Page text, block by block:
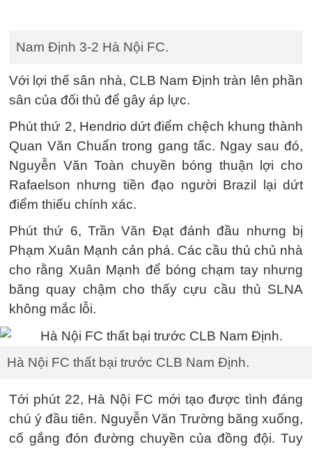
Nam Định 3-2 Hà Nội FC.
Với lợi thế sân nhà, CLB Nam Định tràn lên phần
sân của đối thủ để gây áp lực.
Phút thứ 2, Hendrio dứt điểm chệch khung thành
Quan Văn Chuẩn trong gang tấc. Ngay sau đó,
Nguyễn Văn Toàn chuyền bóng thuận lợi cho
Rafaelson nhưng tiền đạo người Brazil lại dứt
điểm thiếu chính xác.
Phút thứ 6, Trần Văn Đạt đánh đầu nhưng bị
Phạm Xuân Mạnh cản phá. Các cầu thủ chủ nhà
cho rằng Xuân Mạnh để bóng chạm tay nhưng
băng quay chậm cho thấy cựu cầu thủ SLNA
không mắc lỗi.
Hà Nội FC thất bại trước CLB Nam Định.
Tới phút 22, Hà Nội FC mới tạo được tình đáng
chú ý đầu tiên. Nguyễn Văn Trường băng xuống,
cố gắng đón đường chuyền của đồng đội. Tuy